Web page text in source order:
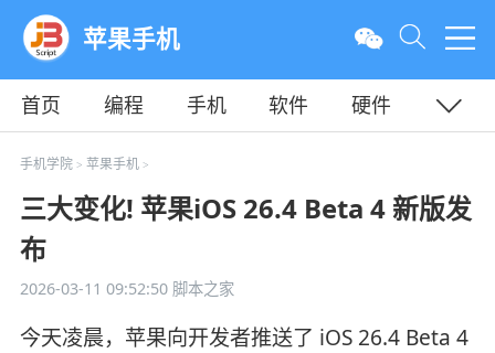
苹果手机
首页 编程 手机 软件
硬件
教程
平面
手机学院> 苹果手机>
三大变化! 苹果iOS 26.4 Beta 4 新版发
布
2026-03-11 09:52:50脚本之家
今天凌晨，苹果向开发者推送了 iOS 26.4 Beta 4